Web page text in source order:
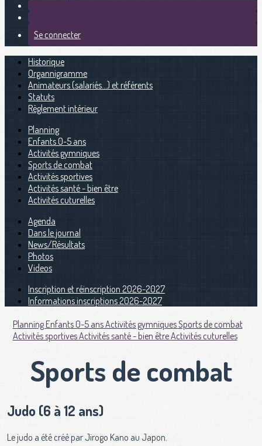
Se connecter
Historique
Organnigramme
Animateurs (salariés...) et référents
Statuts
Règlement intérieur
Planning
Enfants 0-5 ans
Activités gymniques
Sports de combat
Activités sportives
Activités santé - bien être
Activités cuturelles
Agenda
Dans le journal
News/Résultats
Photos
Videos
Inscription et réinscription 2026-2027
Informations inscriptions 2026-2027
PlanningEnfants 0-5 ansActivités gymniquesSports de combat
Activités sportivesActivités santé - bien êtreActivités cuturelles
Sports de combat
Judo (6 à 12 ans)
Le judo a été créé par Jirogo Kano au Japon.